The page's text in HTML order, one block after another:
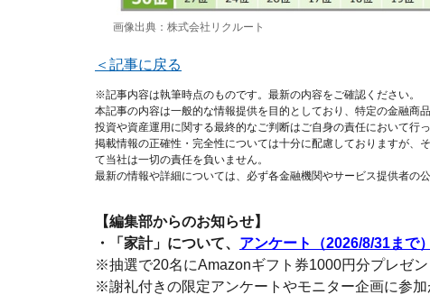
画像出典：株式会社リクルート
＜記事に戻る
※記事内容は執筆時点のものです。最新の内容をご確認ください。
本記事の内容は一般的な情報提供を目的としており、特定の金融商
投資や資産運用に関する最終的なご判断はご自身の責任において行っ
掲載情報の正確性・完全性については十分に配慮しておりますが、
て当社は一切の責任を負いません。
最新の情報や詳細については、必ず各金融機関やサービス提供者の
【編集部からのお知らせ】
・「家計」について、 アンケート（2026/8/31まで）
※抽選で20名にAmazonギフト券1000円分プレゼン
※謝礼付きの限定アンケートやモニター企画に参